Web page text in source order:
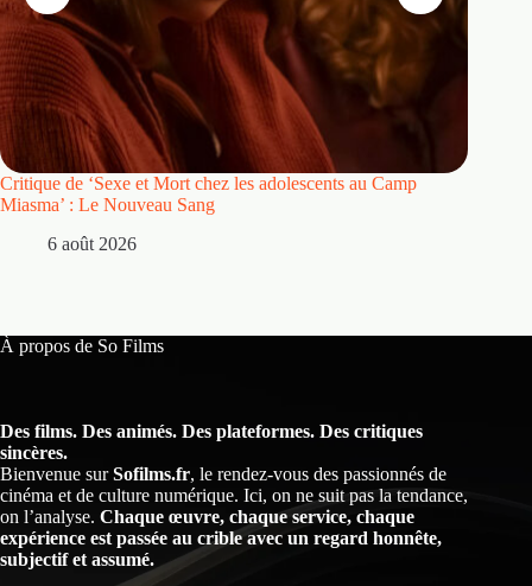
Critique de ‘Sexe et Mort chez les adolescents au Camp
Miasma’ : Le Nouveau Sang
6 août 2026
À propos de So Films
Des films. Des animés. Des plateformes. Des critiques
sincères.
Bienvenue surSofilms.fr, le rendez-vous des passionnés de
cinéma et de culture numérique. Ici, on ne suit pas la tendance,
on l’analyse. Chaque œuvre, chaque service, chaque
expérience est passée au crible avec un regard honnête,
subjectif et assumé.